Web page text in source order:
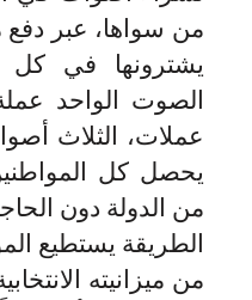
من سواها، عبر دفع
يشترونها في
الصوت الواحد
عملات، الثلاث
يحصل كل
من الدولة دون
الطريقة يستطيع
من ميزانيته